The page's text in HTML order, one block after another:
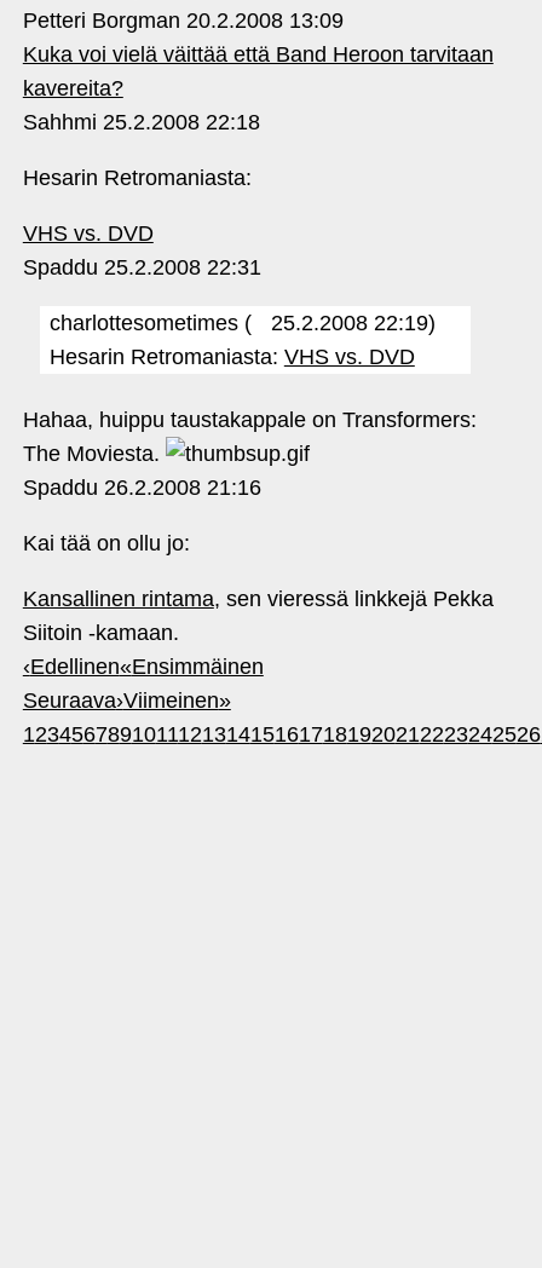
Petteri Borgman 20.2.2008 13:09
Kuka voi vielä väittää että Band Heroon tarvitaan
kavereita?
Sahhmi 25.2.2008 22:18
Hesarin Retromaniasta:
VHS vs. DVD
Spaddu 25.2.2008 22:31
charlottesometimes (
25.2.2008 22:19)
Hesarin Retromaniasta: VHS vs. DVD
Hahaa, huippu taustakappale on Transformers:
The Moviesta.
Spaddu 26.2.2008 21:16
Kai tää on ollu jo:
Kansallinen rintama, sen vieressä linkkejä Pekka
Siitoin ‑kamaan.
‹Edellinen«Ensimmäinen
Seuraava›Viimeinen»
1234567891011121314151617181920212223242526